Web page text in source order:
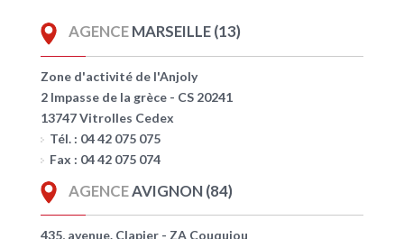
AGENCEMARSEILLE (13)
Zone d'activité de l'Anjoly
2 Impasse de la grèce - CS 20241
13747 Vitrolles Cedex
Tél. : 04 42 075 075
Fax : 04 42 075 074
AGENCEAVIGNON (84)
435, avenue. Clapier - ZA Couquiou